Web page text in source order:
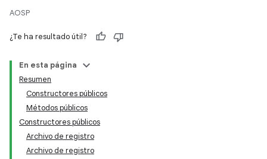
AOSP
¿Te ha resultado útil?
En esta página
Resumen
Constructores públicos
Métodos públicos
Constructores públicos
Archivo de registro
Archivo de registro